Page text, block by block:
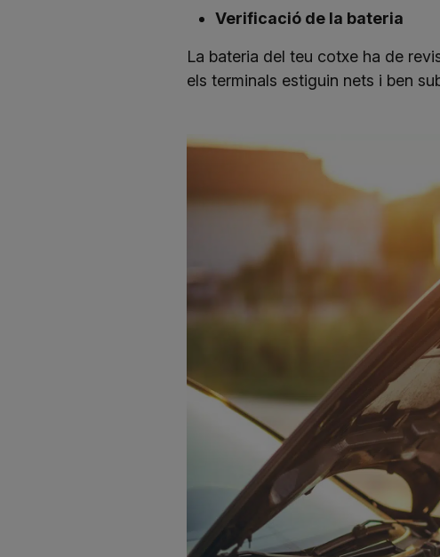
Verificació de la bateria
La bateria del teu cotxe ha de
els terminals estiguin nets i ben